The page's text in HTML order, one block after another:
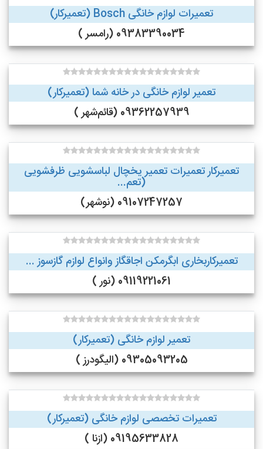
تعمیرات لوازم خانگی Bosch (تعمیرکار)
09383390034 (رامسر )
تعمیر لوازم خانگی در خانه شما (تعمیرکار)
09362257939 (قائم‌شهر )
تعمیرکار تعمیرات تعمیر یخچال لباسشویی ظرفشویی
(تعم...
09107247257 (نوشهر)
تعمیرکاربخاری ابگرمکن اجاقگاز وانواع لوازم گازسوز ...
09119221061 (نور )
تعمیر لوازم خانگی (تعمیرکار)
09305093205 (الیگودرز )
تعمیرات تخصصی لوازم خانگی (تعمیرکار)
09195633828 (ازنا )